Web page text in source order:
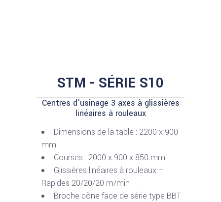
STM - SÉRIE S10
Centres d’usinage 3 axes à glissières
linéaires à rouleaux
Dimensions de la table : 2200 x 900
mm
Courses : 2000 x 900 x 850 mm
Glissières linéaires à rouleaux –
Rapides 20/20/20 m/min
Broche cône face de série type BBT